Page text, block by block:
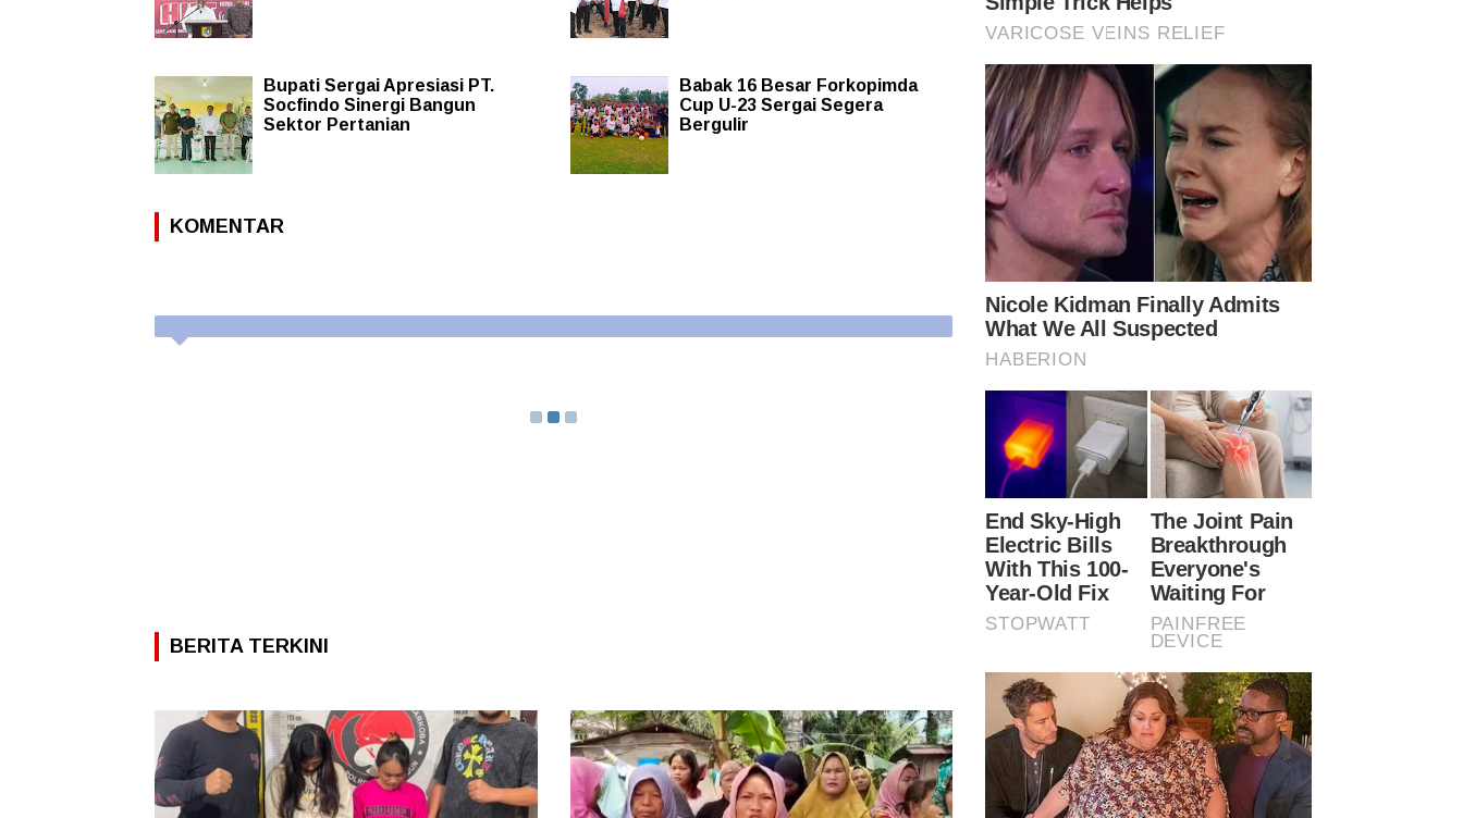
Bupati Sergai Apresiasi PT.
Socfindo Sinergi Bangun
Sektor Pertanian
Babak 16 Besar Forkopimda
Cup U-23 Sergai Segera
Bergulir
KOMENTAR
BERITA TERKINI